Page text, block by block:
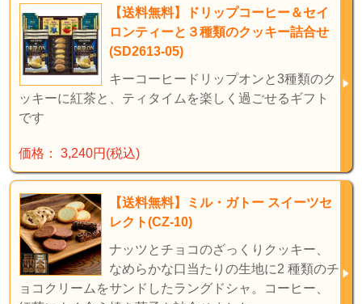
【送料無料】ドリップコーヒー＆セイ
ロンティーと３種類のクッキー詰合せ
(SD2613-05)
キーコーヒードリップオンと3種類のク
ッキーに紅茶と、ティタイムを楽しく過ごせるギフト
です
価格： 3,240円(税込)
【送料無料】ミル・ガトー スイーツセ
レクト(CZ-10)
ナッツとチョコのざっくりクッキー、
なめらかな口当たりの生地に2 種類のチ
ョコクリームをサンドしたラングドシャ。コーヒー、